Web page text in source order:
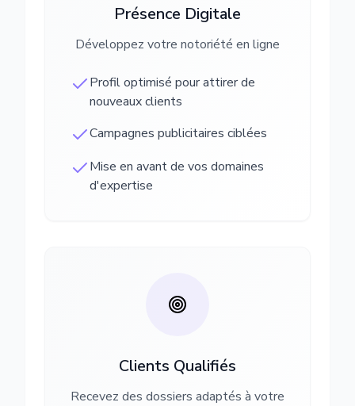
Présence Digitale
Développez votre notoriété en ligne
Profil optimisé pour attirer de
nouveaux clients
Campagnes publicitaires ciblées
Mise en avant de vos domaines
d'expertise
Clients Qualifiés
Recevez des dossiers adaptés à votre